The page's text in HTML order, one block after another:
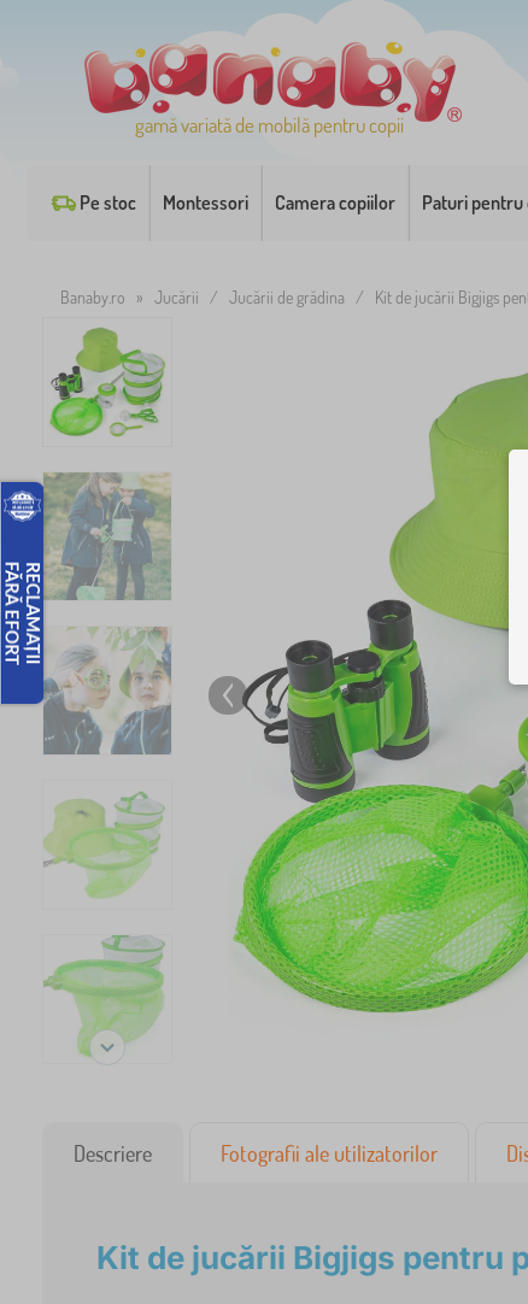
gamă variată de mobilă pentru copii
Pe stoc Montessori Camera copiilor Paturi pentru
Banaby.ro » Jucării / Jucării de grădina / Kit de jucării Bigjigs
Descriere Fotografii ale utilizatorilor
Kit de jucării Bigjigs pentru